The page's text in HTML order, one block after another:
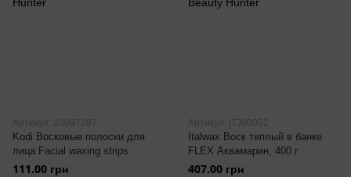
Артикул: 20097387
Kodi Восковые полоски для
лица Facial waxing strips
111.00 грн
Артикул: ITJ00002
Italwax Воск теплый в банке
FLEX Аквамарин, 400 г
407.00 грн